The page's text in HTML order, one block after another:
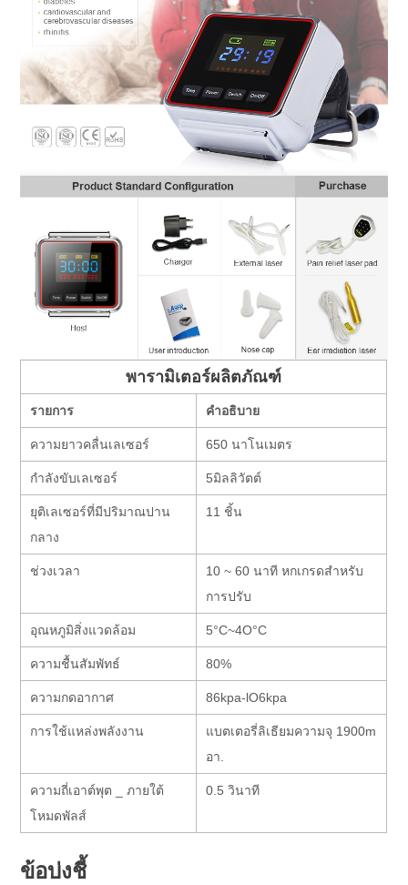
พารามิเตอร์ผลิตภัณฑ์
รายการ คำอธิบาย
ความยาวคลื่นเลเซอร์ 650 นาโนเมตร
กำลังขับเลเซอร์ 5มิลลิวัตต์
ยุติเลเซอร์ที่มีปริมาณปาน
กลาง
11 ชิ้น
ช่วงเวลา
10 ~ 60 นาที หกเกรดสำหรับ
การปรับ
อุณหภูมิสิ่งแวดล้อม 5°C~4O°C
ความชื้นสัมพัทธ์ 80%
ความกดอากาศ 86kpa-lO6kpa
การใช้แหล่งพลังงาน
แบตเตอรี่ลิเธียมความจุ 1900m
อา.
ความถี่เอาต์พุต _ ภายใต้
โหมดพัลส์
0.5 วินาที
ข้อบ่งชี้